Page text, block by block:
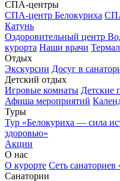
СПА-центры
СПА-центр Белокуриха
Катунь
Оздоровительный центр
курорта Наши врачи
Отдых
Экскурсии Досуг в
Детский отдых
Игровые комнаты Детские
Афиша мероприятий
Туры
Тур «Белокуриха — сила
здоровью»
Акции
О нас
О курорте Сеть санаториев
Санатории